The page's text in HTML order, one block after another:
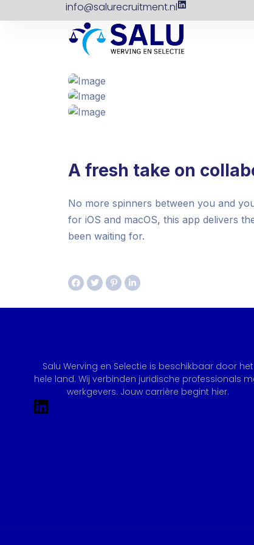
info@salurecruitment.nl
A fresh take on
No more spinners between you and
for iOS and macOS, this app delivers
been waiting for.
Salu Werving en Selectie is beschikbaar door het
hele land. Wij verbinden juridische professionals
werkgevers. Jouw carrière begint hier.